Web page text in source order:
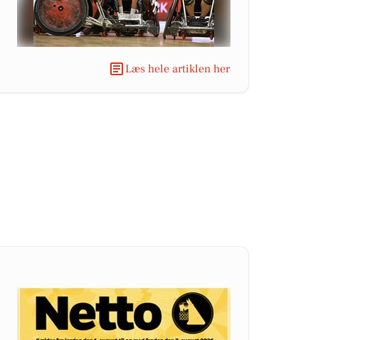
Læs hele artiklen her